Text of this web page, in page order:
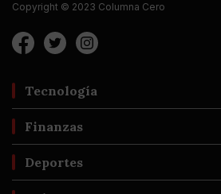
Copyright © 2023 Columna Cero
Tecnología
Finanzas
Deportes